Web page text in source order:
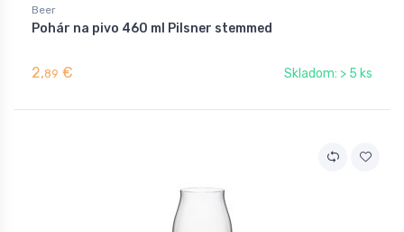
Beer
Pohár na pivo 460 ml Pilsner stemmed
2,89 € Skladom: > 5 ks